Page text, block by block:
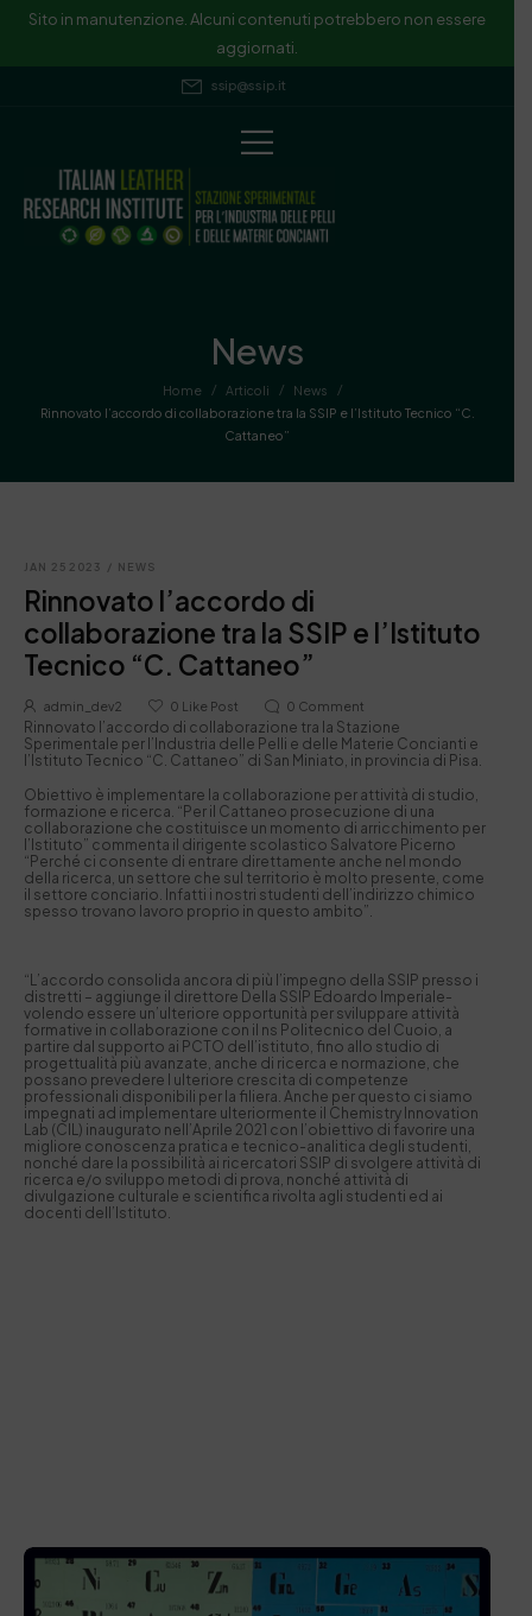
Sito in manutenzione. Alcuni contenuti potrebbero non essere
aggiornati.
ssip@ssip.it
News
Home / Articoli / News
/
Rinnovato l’accordo di collaborazione tra la SSIP e l’Istituto Tecnico “C.
Cattaneo”
JAN 25 2023 / NEWS
Rinnovato l’accordo di
collaborazione tra la SSIP e l’Istituto
Tecnico “C. Cattaneo”
admin_dev2 0 Like Post 0 Comment
Rinnovato l’accordo di collaborazione tra la Stazione
Sperimentale per l’Industria delle Pelli e delle Materie Concianti e
l’Istituto Tecnico “C. Cattaneo” di San Miniato, in provincia di Pisa.
Obiettivo è implementare la collaborazione per attività di studio,
formazione e ricerca. “Per il Cattaneo prosecuzione di una
collaborazione che costituisce un momento di arricchimento per
l’Istituto” commenta il dirigente scolastico Salvatore Picerno
“Perché ci consente di entrare direttamente anche nel mondo
della ricerca, un settore che sul territorio è molto presente, come
il settore conciario. Infatti i nostri studenti dell’indirizzo chimico
spesso trovano lavoro proprio in questo ambito”.
“L’accordo consolida ancora di più l’impegno della SSIP presso i
distretti – aggiunge il direttore Della SSIP Edoardo Imperiale-
volendo essere un’ulteriore opportunità per sviluppare attività
formative in collaborazione con il ns Politecnico del Cuoio, a
partire dal supporto ai PCTO dell’istituto, fino allo studio di
progettualità più avanzate, anche di ricerca e normazione, che
possano prevedere l ulteriore crescita di competenze
professionali disponibili per la filiera. Anche per questo ci siamo
impegnati ad implementare ulteriormente il Chemistry Innovation
Lab (CIL) inaugurato nell’Aprile 2021 con l’obiettivo di favorire una
migliore conoscenza pratica e tecnico-analitica degli studenti,
nonché dare la possibilità ai ricercatori SSIP di svolgere attività di
ricerca e/o sviluppo metodi di prova, nonché attività di
divulgazione culturale e scientifica rivolta agli studenti ed ai
docenti dell’Istituto.